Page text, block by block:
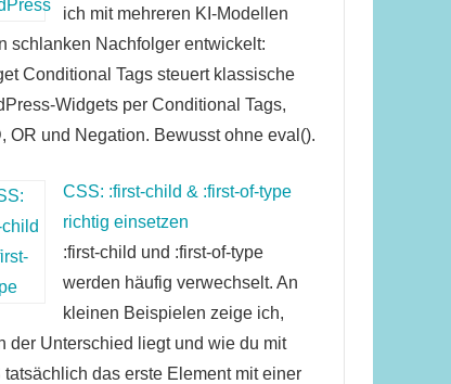
ich mit mehreren KI-Modellen
schlanken Nachfolger entwickelt:
Conditional Tags steuert klassische
Widgets per Conditional Tags,
OR und Negation. Bewusst ohne eval().
CSS: :first-child & :first-of-type
richtig einsetzen
:first-child und :first-of-type
werden häufig verwechselt. An
kleinen Beispielen zeige ich,
der Unterschied liegt und wie du mit
tatsächlich das erste Element mit einer